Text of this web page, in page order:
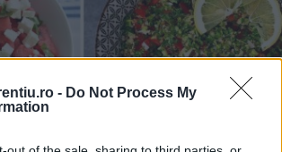
- Do Not Process My